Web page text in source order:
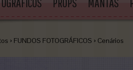
› FUNDOS FOTOGRÁFICOS › Cenários